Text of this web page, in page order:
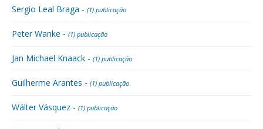
Sergio Leal Braga - (1) publicação
Peter Wanke - (1) publicação
Jan Michael Knaack - (1) publicação
Guilherme Arantes - (1) publicação
Wálter Vásquez - (1) publicação